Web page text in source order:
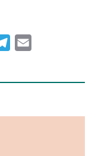
Telegram